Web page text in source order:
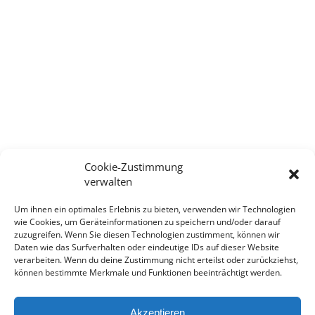
Cookie-Zustimmung
verwalten
Um ihnen ein optimales Erlebnis zu bieten, verwenden wir Technologien
wie Cookies, um Geräteinformationen zu speichern und/oder darauf
zuzugreifen. Wenn Sie diesen Technologien zustimment, können wir
Daten wie das Surfverhalten oder eindeutige IDs auf dieser Website
verarbeiten. Wenn du deine Zustimmung nicht erteilst oder zurückziehst,
können bestimmte Merkmale und Funktionen beeinträchtigt werden.
Akzeptieren